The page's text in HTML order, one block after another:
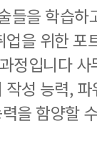
들을 학습
을 위한 포
정입니다
성 능력,
을 함양할